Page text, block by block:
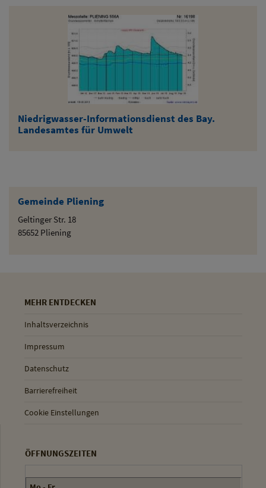
Gemeinde Pliening
Geltinger Str. 18
85652 Pliening
Niedrigwasser-Informationsdienst des Bay.
Landesamtes für Umwelt
MEHR ENTDECKEN
Inhaltsverzeichnis
Impressum
Datenschutz
Barrierefreiheit
Cookie Einstellungen
ÖFFNUNGSZEITEN